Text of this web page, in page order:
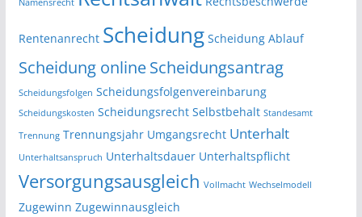
Namensrecht
Rentenanrecht Scheidung Scheidung Ablauf
Scheidung onlineScheidungsantrag
Scheidungsfolgen Scheidungsfolgenvereinbarung
Scheidungskosten Scheidungsrecht Selbstbehalt Standesamt
Trennung Trennungsjahr Umgangsrecht Unterhalt
Unterhaltsanspruch Unterhaltsdauer Unterhaltspflicht
Versorgungsausgleich Vollmacht Wechselmodell
Zugewinn Zugewinnausgleich